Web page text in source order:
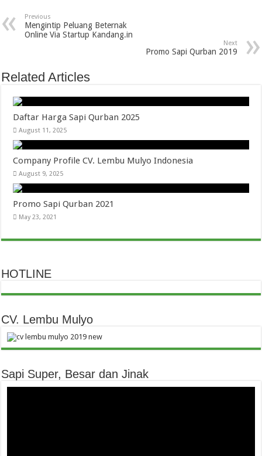
Previous
Mengintip Peluang Beternak
Online Via Startup Kandang.in
Next
Promo Sapi Qurban 2019
Related Articles
Daftar Harga Sapi Qurban 2025
August 11, 2025
Company Profile CV. Lembu Mulyo Indonesia
August 9, 2025
Promo Sapi Qurban 2021
May 23, 2021
HOTLINE
CV. Lembu Mulyo
Sapi Super, Besar dan Jinak